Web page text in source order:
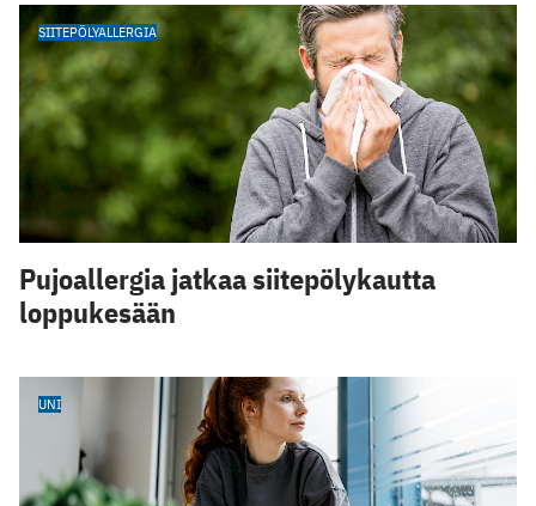
SIITEPÖLYALLERGIA
Pujoallergia jatkaa siitepölykautta
loppukesään
UNI